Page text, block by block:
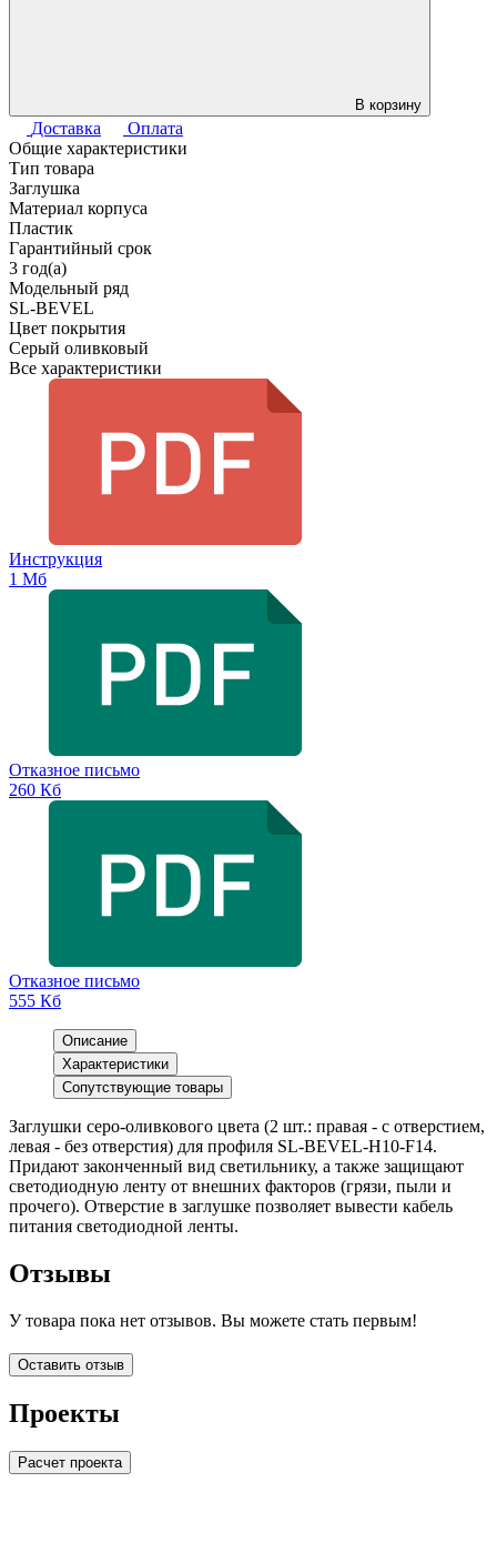
В корзину
Доставка
Оплата
Общие характеристики
Тип товара
Заглушка
Материал корпуса
Пластик
Гарантийный срок
3 год(а)
Модельный ряд
SL-BEVEL
Цвет покрытия
Серый оливковый
Все характеристики
Инструкция
1 Мб
Отказное письмо
260 Кб
Отказное письмо
555 Кб
Описание
Характеристики
Сопутствующие товары
Заглушки серо-оливкового цвета (2 шт.: правая - с отверстием,
левая - без отверстия) для профиля SL-BEVEL-H10-F14.
Придают законченный вид светильнику, а также защищают
светодиодную ленту от внешних факторов (грязи, пыли и
прочего). Отверстие в заглушке позволяет вывести кабель
питания светодиодной ленты.
Отзывы
У товара пока нет отзывов. Вы можете стать первым!
Оставить отзыв
Проекты
Расчет проекта